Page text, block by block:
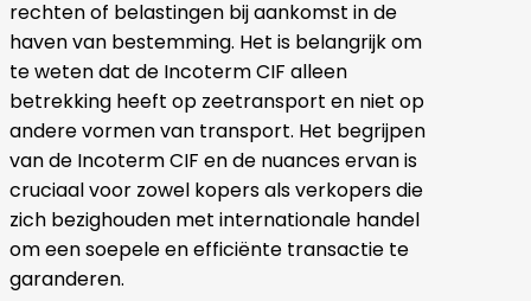
rechten of belastingen bij aankomst in de
haven van bestemming. Het is belangrijk om
te weten dat de Incoterm CIF alleen
betrekking heeft op zeetransport en niet op
andere vormen van transport. Het begrijpen
van de Incoterm CIF en de nuances ervan is
cruciaal voor zowel kopers als verkopers die
zich bezighouden met internationale handel
om een soepele en efficiënte transactie te
garanderen.